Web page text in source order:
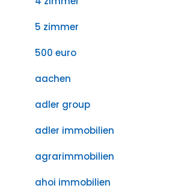
5 zimmer
500 euro
aachen
adler group
adler immobilien
agrarimmobilien
ahoi immobilien